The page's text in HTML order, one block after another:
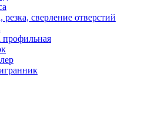
резка, сверление отверстий
профильная